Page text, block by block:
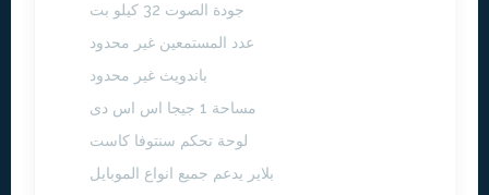
جودة الصوت 32 كيلو بت
عدد المستمعين غير محدود
باندويث غير محدود
مساحة 1 جيجا اس اس دى
لوحة تحكم سنتوفا كاست
بلاير يدعم جميع انواع الموبايل